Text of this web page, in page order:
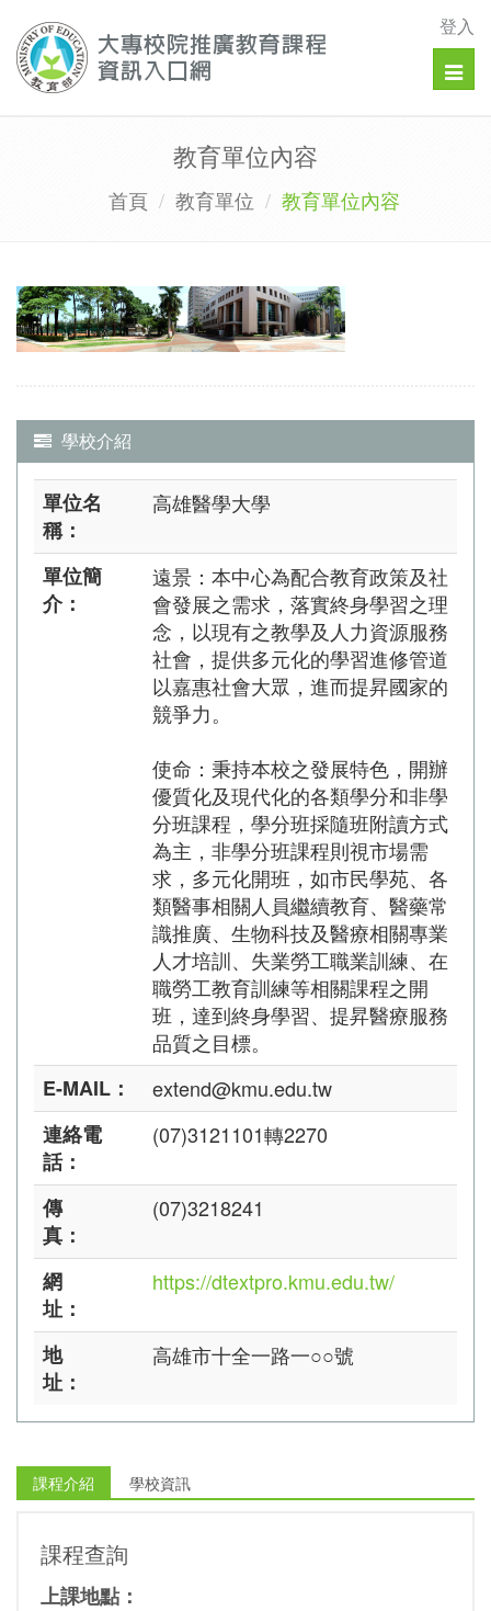
登入
教育單位內容
首頁 教育單位 教育單位內容
學校介紹
單位名
稱：
高雄醫學大學
單位簡
介：
遠景：本中心為配合教育政策及社
會發展之需求，落實終身學習之理
念，以現有之教學及人力資源服務
社會，提供多元化的學習進修管道
以嘉惠社會大眾，進而提昇國家的
競爭力。
使命：秉持本校之發展特色，開辦
優質化及現代化的各類學分和非學
分班課程，學分班採隨班附讀方式
為主，非學分班課程則視市場需
求，多元化開班，如市民學苑、各
類醫事相關人員繼續教育、醫藥常
識推廣、生物科技及醫療相關專業
人才培訓、失業勞工職業訓練、在
職勞工教育訓練等相關課程之開
班，達到終身學習、提昇醫療服務
品質之目標。
E-MAIL：
extend@kmu.edu.tw
連絡電
話：
(07)3121101轉2270
傳
真：
(07)3218241
網
址：
https://dtextpro.kmu.edu.tw/
地
址：
高雄市十全一路一○○號
課程介紹 學校資訊
課程查詢
上課地點：